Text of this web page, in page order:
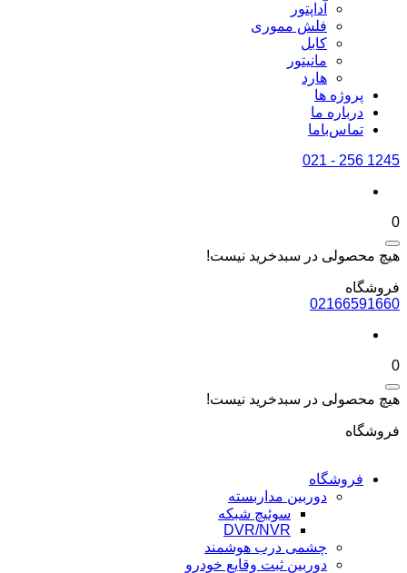
آداپتور
فلش مموری
کابل
مانیتور
هارد
پروژه ها
درباره ما
تماس‌باما
1245 256 - 021
0
هیچ محصولی در سبدخرید نیست!
فروشگاه
02166591660
0
هیچ محصولی در سبدخرید نیست!
فروشگاه
فروشگاه
دوربین مداربسته
سوئیچ شبکه
DVR/NVR
چشمی درب هوشمند
دوربین ثبت وقایع خودرو